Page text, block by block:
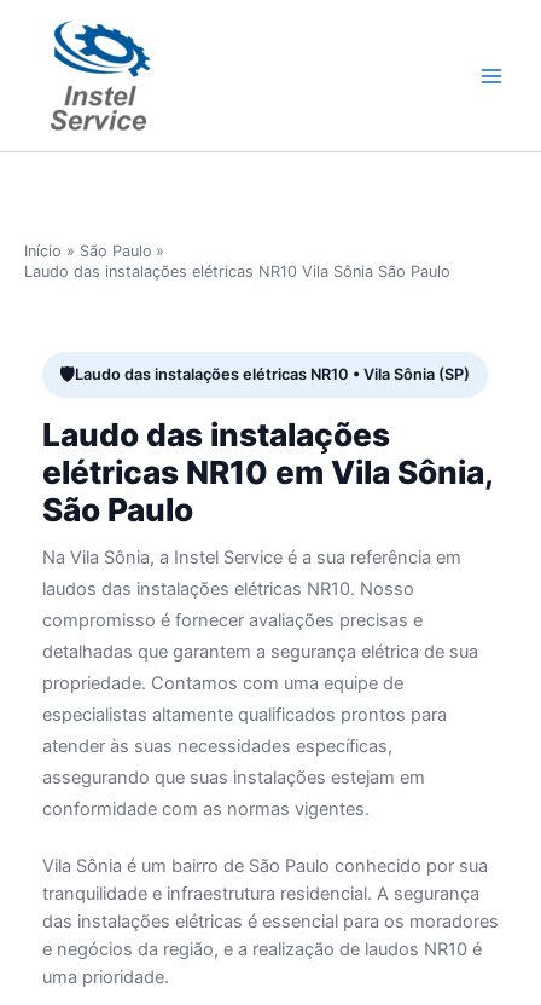
conteúdo
Início
São Paulo
Laudo das instalações elétricas NR10 Vila Sônia São Paulo
Laudo das instalações elétricas NR10 • Vila Sônia (SP)
Laudo das instalações
elétricas NR10 em Vila Sônia,
São Paulo
Na Vila Sônia, a Instel Service é a sua referência em
laudos das instalações elétricas NR10. Nosso
compromisso é fornecer avaliações precisas e
detalhadas que garantem a segurança elétrica de sua
propriedade. Contamos com uma equipe de
especialistas altamente qualificados prontos para
atender às suas necessidades específicas,
assegurando que suas instalações estejam em
conformidade com as normas vigentes.
Vila Sônia é um bairro de São Paulo conhecido por sua
tranquilidade e infraestrutura residencial. A segurança
das instalações elétricas é essencial para os moradores
e negócios da região, e a realização de laudos NR10 é
uma prioridade.